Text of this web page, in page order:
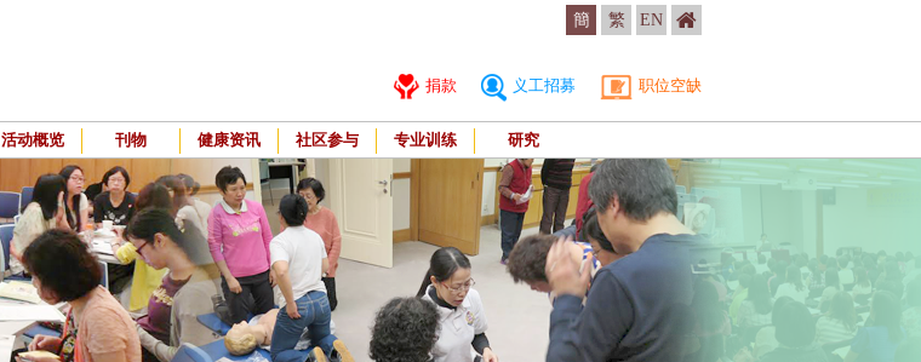
簡 繁 EN
捐款 义工招募 职位空缺
活动概览 刊物 健康资讯 社区参与 专业训练 研究